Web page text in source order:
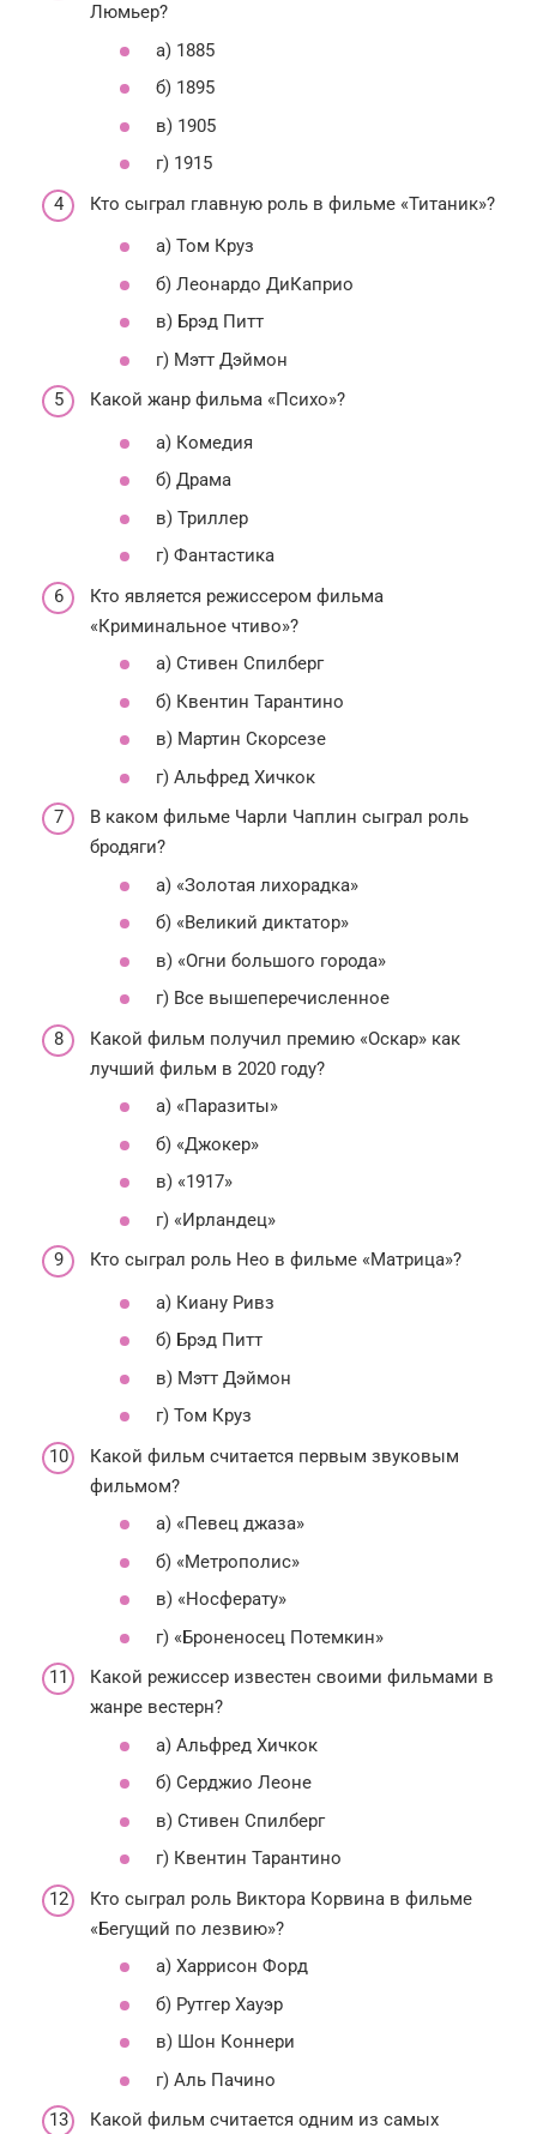
Люмьер?
а) 1885
б) 1895
в) 1905
г) 1915
Кто сыграл главную роль в фильме «Титаник»?
а) Том Круз
б) Леонардо ДиКаприо
в) Брэд Питт
г) Мэтт Дэймон
Какой жанр фильма «Психо»?
а) Комедия
б) Драма
в) Триллер
г) Фантастика
Кто является режиссером фильма
«Криминальное чтиво»?
а) Стивен Спилберг
б) Квентин Тарантино
в) Мартин Скорсезе
г) Альфред Хичкок
В каком фильме Чарли Чаплин сыграл роль
бродяги?
а) «Золотая лихорадка»
б) «Великий диктатор»
в) «Огни большого города»
г) Все вышеперечисленное
Какой фильм получил премию «Оскар» как
лучший фильм в 2020 году?
а) «Паразиты»
б) «Джокер»
в) «1917»
г) «Ирландец»
Кто сыграл роль Нео в фильме «Матрица»?
а) Киану Ривз
б) Брэд Питт
в) Мэтт Дэймон
г) Том Круз
Какой фильм считается первым звуковым
фильмом?
а) «Певец джаза»
б) «Метрополис»
в) «Носферату»
г) «Броненосец Потемкин»
Какой режиссер известен своими фильмами в
жанре вестерн?
а) Альфред Хичкок
б) Серджио Леоне
в) Стивен Спилберг
г) Квентин Тарантино
Кто сыграл роль Виктора Корвина в фильме
«Бегущий по лезвию»?
а) Харрисон Форд
б) Рутгер Хауэр
в) Шон Коннери
г) Аль Пачино
Какой фильм считается одним из самых